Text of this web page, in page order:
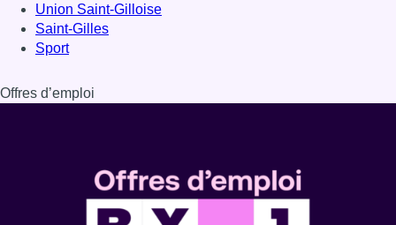
Union Saint-Gilloise
Saint-Gilles
Sport
Offres d’emploi